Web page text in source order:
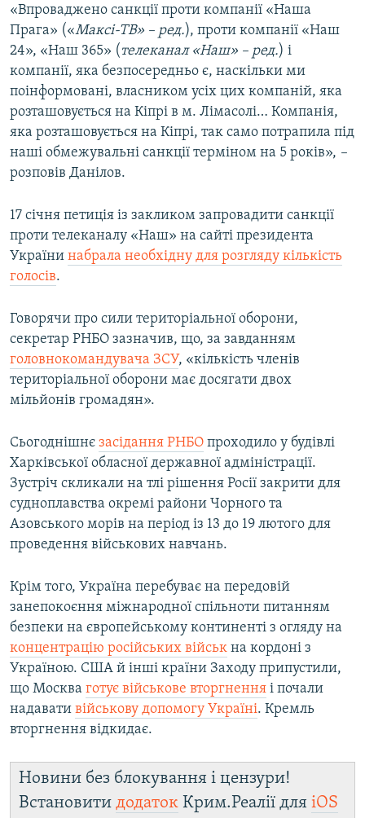
«Впроваджено санкції проти компанії «Наша
Прага» («Максі-ТВ» – ред.), проти компанії «Наш
24», «Наш 365» ( телеканал «Наш» – ред.) і
компанії, яка безпосередньо є, наскільки ми
поінформовані, власником усіх цих компаній, яка
розташовується на Кіпрі в м. Лімасолі… Компанія,
яка розташовується на Кіпрі, так само потрапила під
наші обмежувальні санкції терміном на 5 років», –
розповів Данілов.
17 січня петиція із закликом запровадити санкції
проти телеканалу «Наш» на сайті президента
України набрала необхідну для розгляду кількість
голосів.
Говорячи про сили територіальної оборони,
секретар РНБО зазначив, що, за завданням
головнокомандувача ЗСУ, «кількість членів
територіальної оборони має досягати двох
мільйонів громадян».
Сьогоднішнє засідання РНБО проходило у будівлі
Харківської обласної державної адміністрації.
Зустріч скликали на тлі рішення Росії закрити для
судноплавства окремі райони Чорного та
Азовського морів на період із 13 до 19 лютого для
проведення військових навчань.
Крім того, Україна перебуває на передовій
занепокоєння міжнародної спільноти питанням
безпеки на європейському континенті з огляду на
концентрацію російських військ на кордоні з
Україною. США й інші країни Заходу припустили,
що Москва готує військове вторгнення і почали
надавати військову допомогу Україні. Кремль
вторгнення відкидає.
Новини без блокування і цензури!
Встановити додаток Крим.Реалії для iOS